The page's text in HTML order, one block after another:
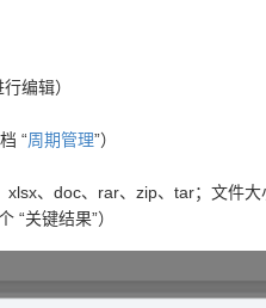
编辑）
“周期管理”）
、doc、rar、zip、tar；文件大
“关键结果”）